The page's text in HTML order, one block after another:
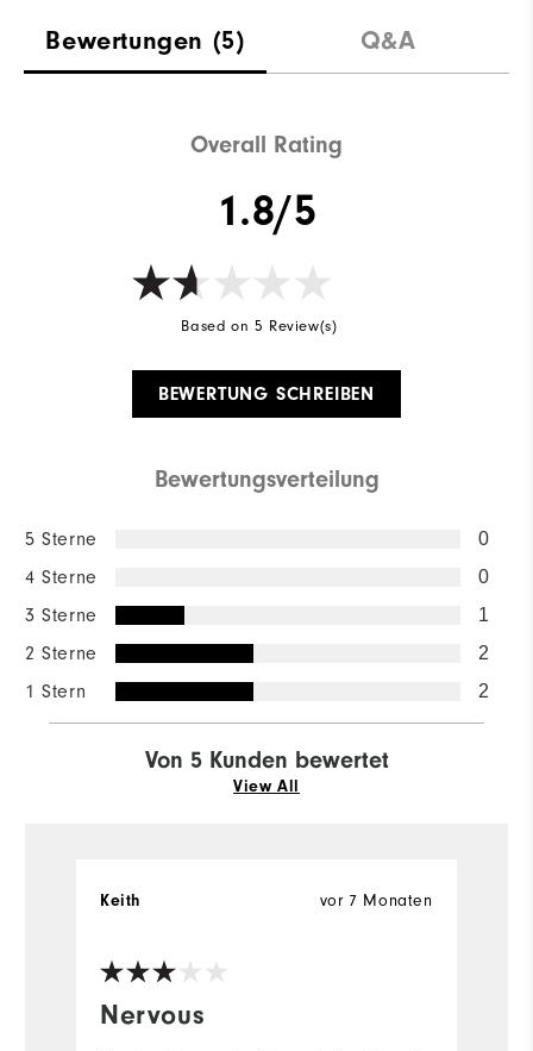
Bewertungen (5) Q&A
Overall Rating
1.8/5
Based on 5 Review(s)
BEWERTUNG SCHREIBEN
Bewertungsverteilung
5 Sterne 0
4 Sterne 0
3 Sterne 1
2 Sterne 2
1 Stern 2
Von 5 Kunden bewertet
View All
Nervous
vor 7 Monaten
Keith